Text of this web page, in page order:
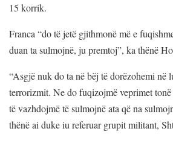
15 korrik.
Franca “do të jetë gjithmonë më e
duan ta sulmojnë, ju premtoj”, ka thënë
“Asgjë nuk do ta në bëj të dorëzohemi në
terrorizmit. Ne do fuqizojmë veprimet
të vazhdojmë të sulmojnë ata që na
thënë ai duke iu referuar grupit militant,